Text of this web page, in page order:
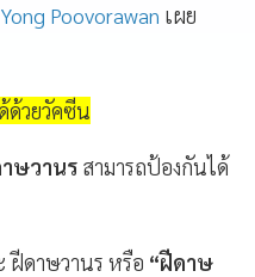
Yong Poovorawan เผย
ด้วยวัคซีน
ษวานร สามารถป้องกันได้
ฝีดาษวานร หรือ “ฝีดาษ